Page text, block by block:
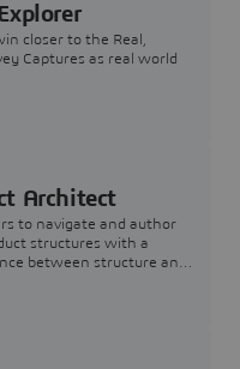
closer to the Real,
Captures as real world
Architect
to navigate and author
structures with a
between structure and